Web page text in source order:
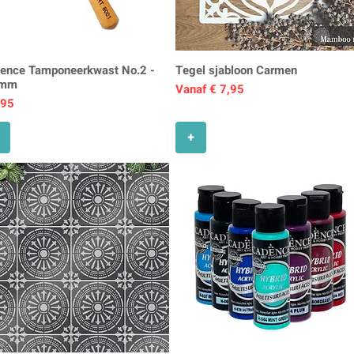
Tamponeerkwast No.2 -
Tegel sjabloon Carmen
Vanaf€ 7,95
Verkoopprijs
+